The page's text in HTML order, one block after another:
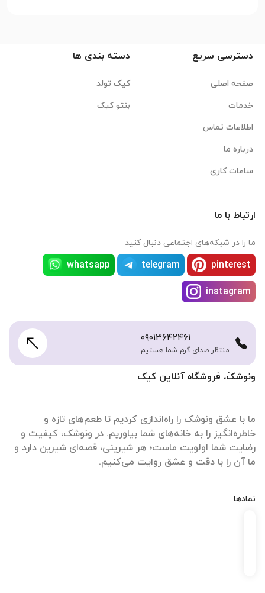
ونوشکَ، فروشگاه آنلاین کیک
ما با عشق ونوشک را راه‌اندازی کردیم تا طعم‌های تازه و
خاطره‌انگیز را به خانه‌های شما بیاوریم. در ونوشک، کیفیت و
رضایت شما اولویت ماست؛ هر شیرینی، قصه‌ای شیرین دارد و
ما آن را با دقت و عشق روایت می‌کنیم.
نمادها
دسترسی سریع
صفحه اصلی
خدمات
اطلاعات تماس
درباره ما
ساعات کاری
دسته بندی ها
کیک تولد
بنتو کیک
ارتباط با ما
ما را در شبکه‌های اجتماعی دنبال کنید
pinterest
telegram
whatsapp
instagram
۰۹۰۱۳۶۴۲۴۶۱
منتظر صدای گرم شما هستیم